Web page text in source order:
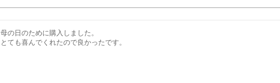
母の日のために購入しました。
とても喜んでくれたので良かったです。